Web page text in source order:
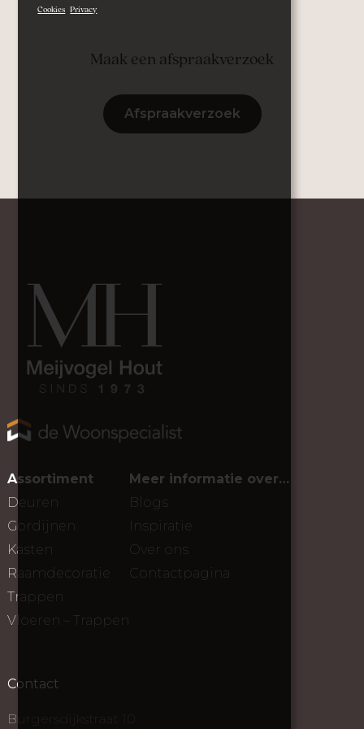
Maak een afspraakverzoek
Afspraakverzoek
Assortiment
Deuren
Gordijnen
Kasten
Raamdecoratie
Trappen
Vloeren – Trappen
Meer informatie over…
Blogs
Inspiratie
Over ons
Contactpagina
Contact
Burgersdijkstraat 10
Cookies Privacy